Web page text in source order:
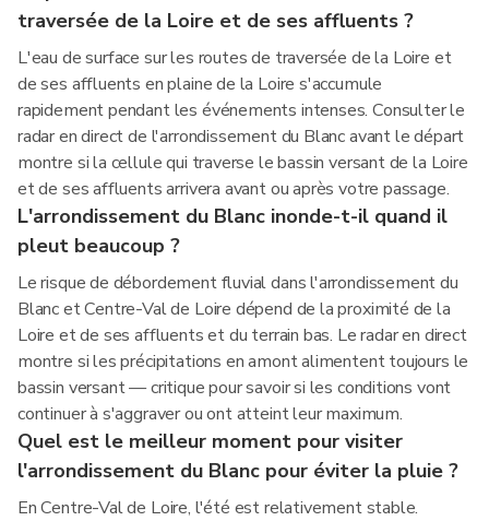
traversée de la Loire et de ses affluents ?
L'eau de surface sur les routes de traversée de la Loire et
de ses affluents en plaine de la Loire s'accumule
rapidement pendant les événements intenses. Consulter le
radar en direct de l'arrondissement du Blanc avant le départ
montre si la cellule qui traverse le bassin versant de la Loire
et de ses affluents arrivera avant ou après votre passage.
L'arrondissement du Blanc inonde-t-il quand il
pleut beaucoup ?
Le risque de débordement fluvial dans l'arrondissement du
Blanc et Centre-Val de Loire dépend de la proximité de la
Loire et de ses affluents et du terrain bas. Le radar en direct
montre si les précipitations en amont alimentent toujours le
bassin versant — critique pour savoir si les conditions vont
continuer à s'aggraver ou ont atteint leur maximum.
Quel est le meilleur moment pour visiter
l'arrondissement du Blanc pour éviter la pluie ?
En Centre-Val de Loire, l'été est relativement stable.